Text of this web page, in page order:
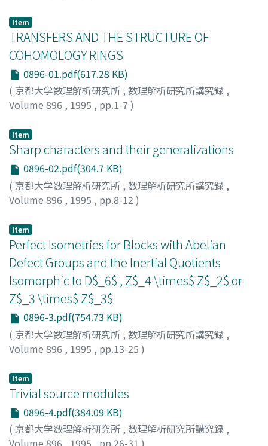
Item
TRANSFERS AND THE STRUCTURE OF
COHOMOLOGY RINGS
0896-01.pdf(617.28 KB)
( 京都大学数理解析研究所 , 数理解析研究所講究録 ,
Volume 896 , 1995 , pp.1-7 )
Item
Sharp characters and their generalizations
0896-02.pdf(304.7 KB)
( 京都大学数理解析研究所 , 数理解析研究所講究録 ,
Volume 896 , 1995 , pp.8-12 )
Item
Perfect Isometries for Blocks with Abelian
Defect Groups and the Inertial Quotients
Isomorphic to D$_6$ , Z$_4 \times$ Z$_2$ or
Z$_3 \times$ Z$_3$
0896-3.pdf(754.73 KB)
( 京都大学数理解析研究所 , 数理解析研究所講究録 ,
Volume 896 , 1995 , pp.13-25 )
Item
Trivial source modules
0896-4.pdf(384.09 KB)
( 京都大学数理解析研究所 , 数理解析研究所講究録 ,